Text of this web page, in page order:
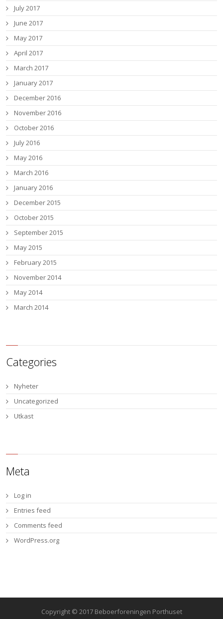
July 2017
June 2017
May 2017
April 2017
March 2017
January 2017
December 2016
November 2016
October 2016
July 2016
May 2016
March 2016
January 2016
December 2015
October 2015
September 2015
May 2015
February 2015
November 2014
May 2014
March 2014
Categories
Nyheter
Uncategorized
Utkast
Meta
Log in
Entries feed
Comments feed
WordPress.org
Copyright © 2017 Beboerforeningen Porthuset